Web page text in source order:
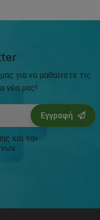
για να μαθαίνετε τις
νέα μας!
Εγγραφή
και την